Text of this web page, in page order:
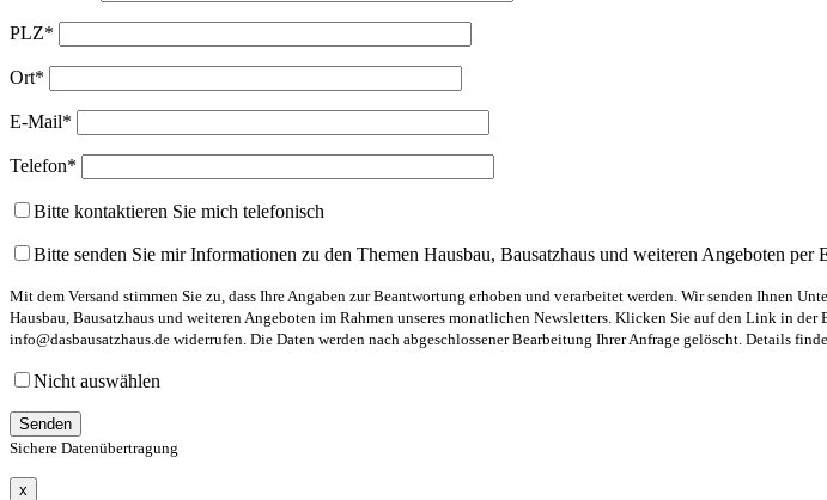
PLZ*
Ort*
E-Mail*
Telefon*
Bitte kontaktieren Sie mich telefonisch
Bitte senden Sie mir Informationen zu den Themen Hausbau, Bausatzhaus und weiteren Angeboten per
Mit dem Versand stimmen Sie zu, dass Ihre Angaben zur Beantwortung erhoben und verarbeitet werden. Wir senden Ihnen
Hausbau, Bausatzhaus und weiteren Angeboten im Rahmen unseres monatlichen Newsletters. Klicken Sie auf den Link in
info@dasbausatzhaus.de widerrufen. Die Daten werden nach abgeschlossener Bearbeitung Ihrer Anfrage gelöscht. Details
Nicht auswählen
Sichere Datenübertragung
x